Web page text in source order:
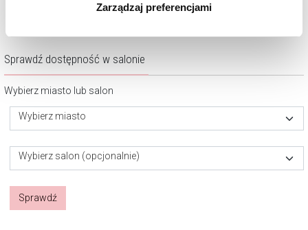
korzystamy. Możesz również wybrać jaki rodzaj plików
dokonać zmiany wybranych przez Ciebie plików cookie.
Zarządzaj preferencjami
Sprawdź dostępność w salonie
Wybierz miasto lub salon
Wybierz miasto
Wybierz salon (opcjonalnie)
Sprawdź